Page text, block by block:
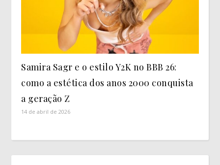
Samira Sagr e o estilo Y2K no BBB 26:
como a estética dos anos 2000 conquista
a geração Z
14 de abril de 2026